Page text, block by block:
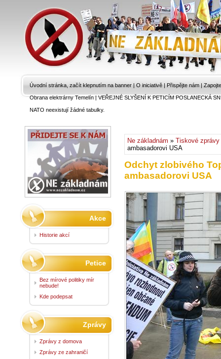
Úvodní stránka, začít klepnutím na banner | O iniciativě | Přispějte nám |
Obrana elektrárny Temelín|VEŘEJNÉ SLYŠENÍ K PETICÍM POSLANECKÁ
NATO neexistují žádné tabulky.
Ne základnám » Tiskové zprávy
ambasadorovi USA
Odchyt zlobivého
ambasadorovi USA
Akce
Historie akcí
Petice
Bez mírové politiky mír
nebude!
Kde podepsat
Zprávy
Zprávy z domova
Zprávy ze zahraničí